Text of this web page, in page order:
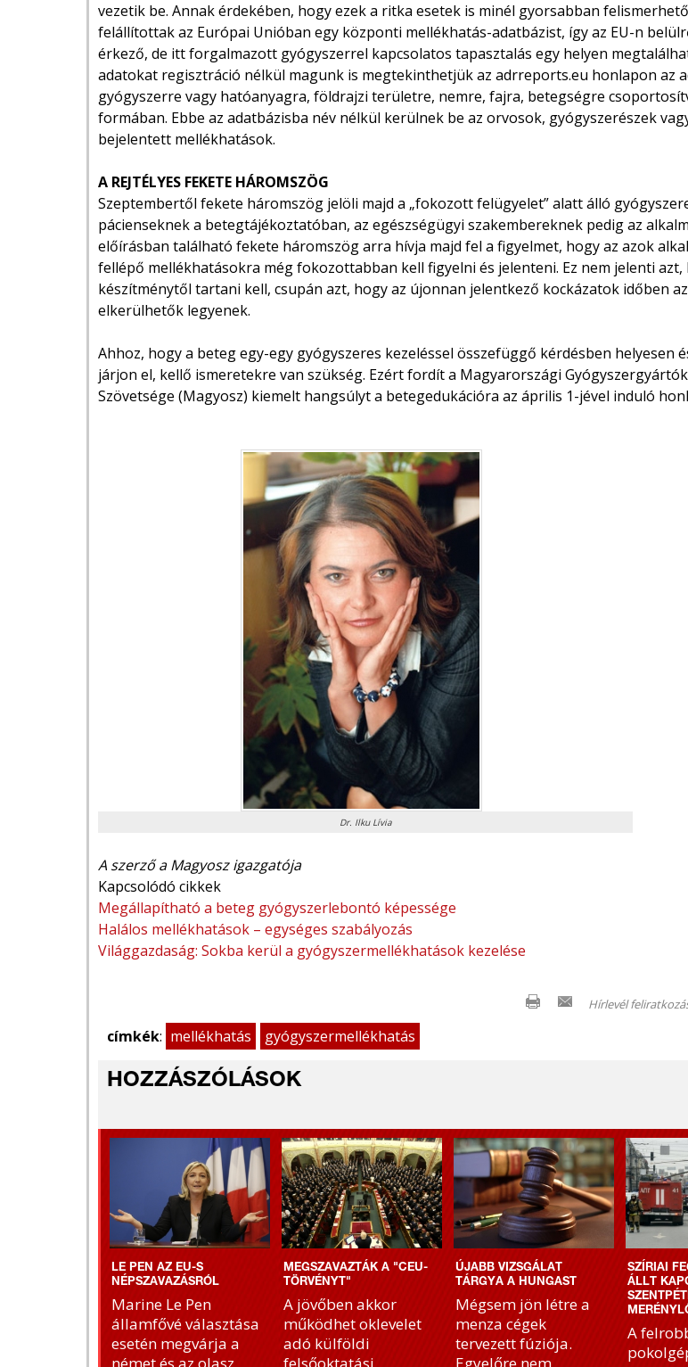
vezetik be. Annak érdekében, hogy ezek a ritka esetek is minél gyorsabban
felállítottak az Európai Unióban egy központi mellékhatás-adatbázist, így az EU-n
érkező, de itt forgalmazott gyógyszerrel kapcsolatos tapasztalás egy helyen
adatokat regisztráció nélkül magunk is megtekinthetjük az adrreports.eu honlapon az
gyógyszerre vagy hatóanyagra, földrajzi területre, nemre, fajra, betegségre
formában. Ebbe az adatbázisba név nélkül kerülnek be az orvosok, gyógyszerészek
bejelentett mellékhatások.
A REJTÉLYES FEKETE HÁROMSZÖG
Szeptembertől fekete háromszög jelöli majd a „fokozott felügyelet” alatt álló
pácienseknek a betegtájékoztatóban, az egészségügyi szakembereknek pedig az
előírásban található fekete háromszög arra hívja majd fel a figyelmet, hogy az azok
fellépő mellékhatásokra még fokozottabban kell figyelni és jelenteni. Ez nem jelenti azt,
készítménytől tartani kell, csupán azt, hogy az újonnan jelentkező kockázatok időben
elkerülhetők legyenek.
Ahhoz, hogy a beteg egy-egy gyógyszeres kezeléssel összefüggő kérdésben helyesen
járjon el, kellő ismeretekre van szükség. Ezért fordít a Magyarországi
Szövetsége (Magyosz) kiemelt hangsúlyt a betegedukációra az április 1-jével induló
Dr. Ilku Lívia
A szerző a Magyosz igazgatója
Kapcsolódó cikkek
Megállapítható a beteg gyógyszerlebontó képessége
Halálos mellékhatások – egységes szabályozás
Világgazdaság: Sokba kerül a gyógyszermellékhatások kezelése
Hírlevél
címkék: mellékhatás gyógyszermellékhatás
HOZZÁSZÓLÁSOK
LE PEN AZ EU-S
NÉPSZAVAZÁSRÓL
Marine Le Pen
államfővé választása
esetén megvárja a
MEGSZAVAZTÁK A "CEU-
TÖRVÉNYT"
A jövőben akkor
működhet oklevelet
adó külföldi
ÚJABB VIZSGÁLAT
TÁRGYA A HUNGAST
Mégsem jön létre a
menza cégek
tervezett fúziója.
SZÍRIAI
ÁLLT
A